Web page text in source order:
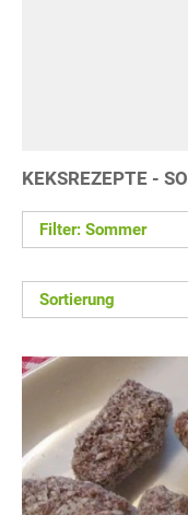
KEKSREZEPTE -
Filter: Sommer
Sortierung